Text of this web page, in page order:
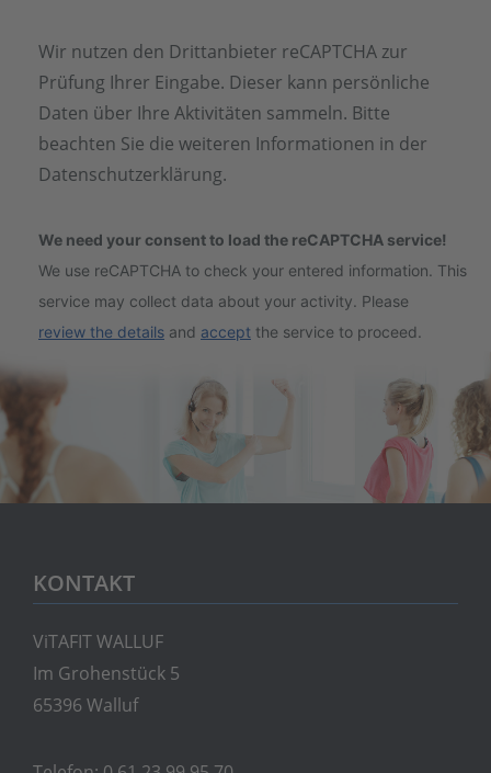
Wir nutzen den Drittanbieter reCAPTCHA zur
Prüfung Ihrer Eingabe. Dieser kann persönliche
Daten über Ihre Aktivitäten sammeln. Bitte
beachten Sie die weiteren Informationen in der
Datenschutzerklärung.
We need your consent to load the reCAPTCHA service!
We use reCAPTCHA to check your entered information. This
service may collect data about your activity. Please
review the details and accept the service to proceed.
KONTAKT
ViTAFIT WALLUF
Im Grohenstück 5
65396 Walluf